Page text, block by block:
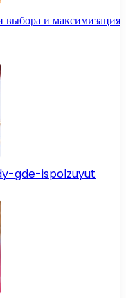
выбора и максимизация
gde-ispolzuyut